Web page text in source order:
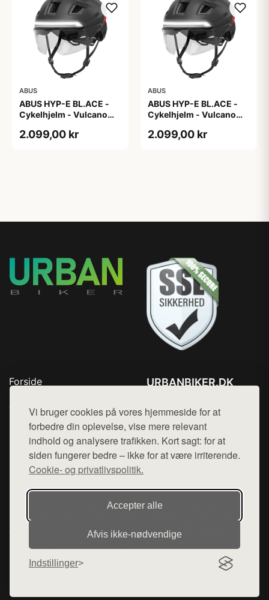
Vi bruger cookies på vores hjemmeside for at
forbedre din oplevelse, vise mere relevant
indhold og analysere trafikken. Kort sagt: for at
siden fungerer bedre – ikke for at være irriterende.
Cookie- og privatlivspolitik.
Accepter alle
Afvis ikke‑nødvendige
Indstillinger
ABUS
ABUS HYP-E BL.ACE -
Cykelhjelm - Vulcano
2.099,00 kr
ABUS
ABUS HYP-E BL.ACE -
Cykelhjelm - Vulcano
2.099,00 kr
Forside
Top Rabatter
Blog
Kontakt
URBANBIKER.DK
Mail: hej@want.dk
Cookie- og privatlivspolitik
Denne side er en del af want.dk, der udgiver en række
hjemmesider med præsentation af forskellige produkter fra
diverse webshops. Der sælges ikke varer fra denne side - vi
varerne på lager.